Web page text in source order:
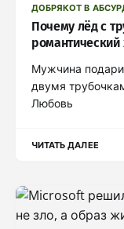
ДОБРЯКОТ В
Почему лёд с
романтический
Мужчина
двумя
Любовь
ЧИТАТЬ ДАЛЕЕ